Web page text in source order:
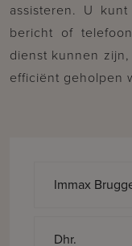
assisteren. U
bericht of
dienst kunnen
efficiënt geholpen